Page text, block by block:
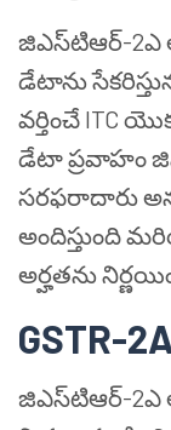
జిఎస్‌టి‌ఆర్-2ఎ
డేటాను
వర్తించే ITC
డేటా ప్రవాహం
సరఫరాదారు
అందిస్తుంది
అర్హతను
GSTR-
జిఎస్‌టి‌ఆర్-2ఎ